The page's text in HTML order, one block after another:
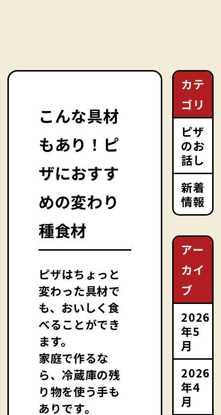
こんな具材
もあり！ピ
ザにおすす
めの変わり
種食材
ピザはちょっと
変わった具材で
も、おいしく食
べることができ
ます。
家庭で作るな
ら、冷蔵庫の残
り物を使う手も
ありです。
カテ
ゴリ
ピザ
のお
話し
新着
情報
アー
カイ
ブ
2026
年5
月
2026
年4
月